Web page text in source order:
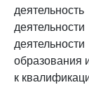
образования
к